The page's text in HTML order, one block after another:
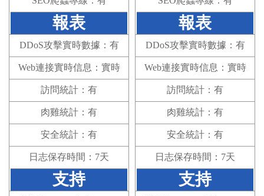
報表
DDoS攻擊實時數據：有
Web連接實時信息：實時
訪問統計：有
肉雞統計：有
安全統計：有
日志保存時間：7天
支持
報表
DDoS攻擊實時數據：有
Web連接實時信息：實時
訪問統計：有
肉雞統計：有
安全統計：有
日志保存時間：7天
支持